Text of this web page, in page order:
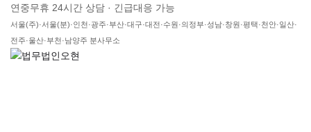
연중무휴 24시간 상담 · 긴급대응 가능
서울(주)·서울(분)·인천·광주·부산·대구·대전·수원·의정부·성남·창원·평택·천안·일산·
전주·울산·부천·남양주 분사무소